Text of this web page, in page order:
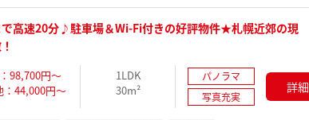
で高速20分♪駐車場＆Wi-Fi付きの好評物件★札幌近郊の現
98,700円～
：44,000円～
1LDK
30m²
パノラマ
写真充実
詳細